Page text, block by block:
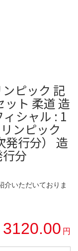
ピック 記
ット 柔道 造
シャル : 1
ンピック
発行分） 造
分
介いただいておりま
3120.00 円